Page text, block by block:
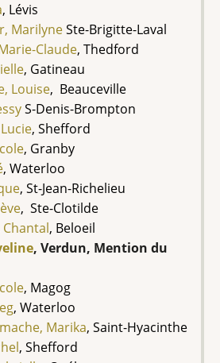
, Lévis
MarilyneSte-Brigitte-Laval
Claude, Thedford
, Gatineau
Louise, Beauceville
S-Denis-Brompton
, Shefford
, Granby
, Waterloo
, St-Jean-Richelieu
, Ste-Clotilde
, Beloeil
, Verdun, Mention du
, Magog
, Waterloo
Marika, Saint-Hyacinthe
, Shefford